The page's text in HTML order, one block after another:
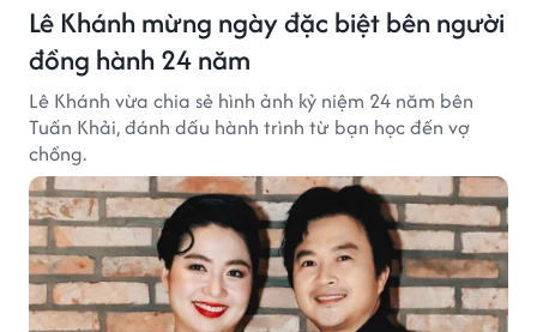
Lê Khánh mừng ngày đặc biệt bên người
đồng hành 24 năm
Lê Khánh vừa chia sẻ hình ảnh kỷ niệm 24 năm bên
Tuấn Khải, đánh dấu hành trình từ bạn học đến vợ
chồng.